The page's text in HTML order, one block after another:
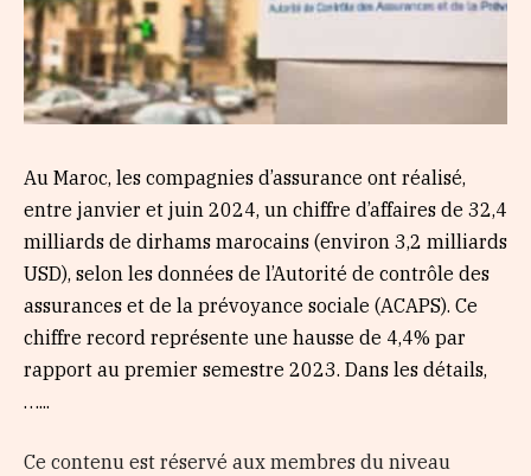
Au Maroc, les compagnies d’assurance ont réalisé,
entre janvier et juin 2024, un chiffre d’affaires de 32,4
milliards de dirhams marocains (environ 3,2 milliards
USD), selon les données de l’Autorité de contrôle des
assurances et de la prévoyance sociale (ACAPS). Ce
chiffre record représente une hausse de 4,4% par
rapport au premier semestre 2023. Dans les détails,
…...
Ce contenu est réservé aux membres du niveau